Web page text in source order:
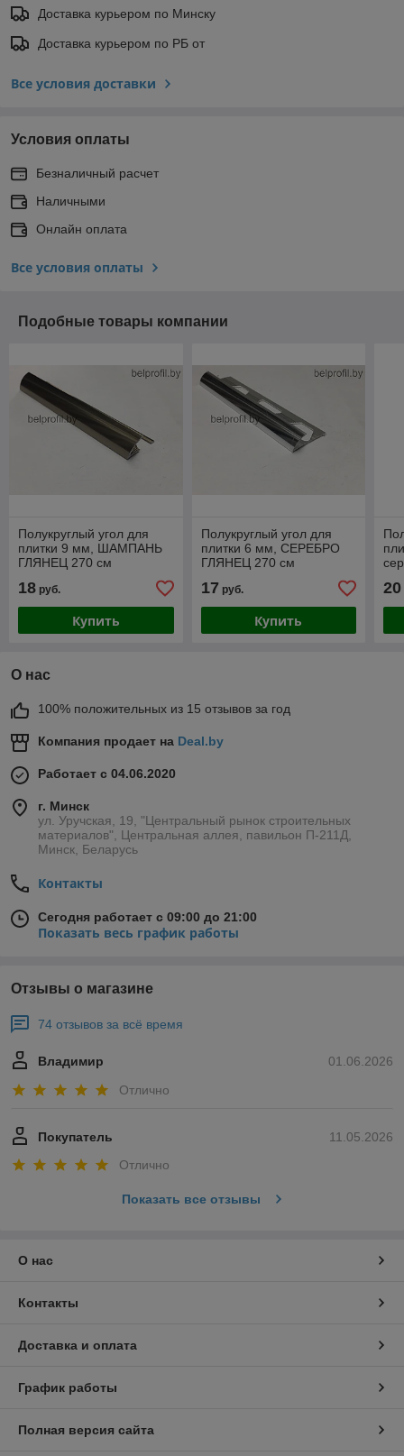
Доставка курьером по Минску
Доставка курьером по РБ от
Все условия доставки
Условия оплаты
Безналичный расчет
Наличными
Онлайн оплата
Все условия оплаты
Подобные товары компании
Полукруглый угол для
плитки 9 мм, ШАМПАНЬ
ГЛЯНЕЦ 270 см
18 руб.
Купить
Полукруглый угол для
плитки 6 мм, СЕРЕБРО
ГЛЯНЕЦ 270 см
17 руб.
Купить
20
О нас
100% положительных из 15 отзывов за год
Компания продает на Deal.by
Работает с 04.06.2020
г. Минск
ул. Уручская, 19, "Центральный рынок строительных
материалов", Центральная аллея, павильон П-211Д,
Минск, Беларусь
Контакты
Сегодня работает с 09:00 до 21:00
Показать весь график работы
Отзывы о магазине
74 отзывов за всё время
01.06.2026
Владимир
Отлично
11.05.2026
Покупатель
Отлично
Показать все отзывы
О нас
Контакты
Доставка и оплата
График работы
Полная версия сайта